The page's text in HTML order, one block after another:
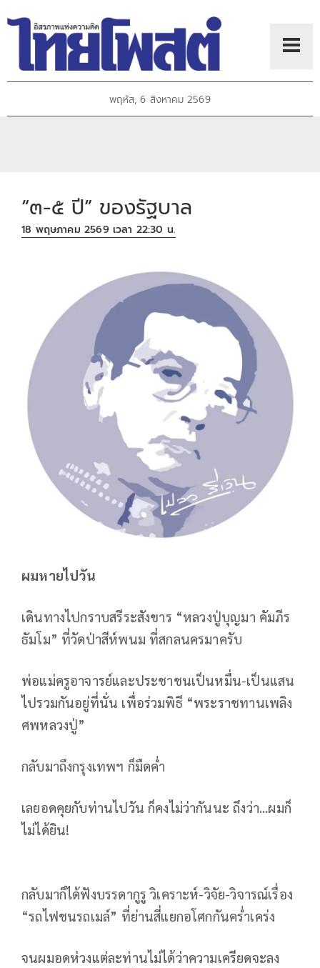
พฤหัส, 6 สิงหาคม 2569
“๓-๕ ปี” ของรัฐบาล
18 พฤษภาคม 2569 เวลา 22:30 น.
ผมหายไปวัน
เดินทางไปกราบสรีระสังขาร “หลวงปู่บุญมา คัมภีร
ธัมโม” ที่วัดป่าสีห์พนม ที่สกลนครมาครับ
พ่อแม่ครูอาจารย์และประชาชนเป็นหมื่น-เป็นแสน
ไปรวมกันอยู่ที่นั่น เพื่อร่วมพิธี “พระราชทานเพลิง
ศพหลวงปู่”
กลับมาถึงกรุงเทพฯ ก็มืดค่ำ
เลยอดคุยกับท่านไปวัน ก็คงไม่ว่ากันนะ ถึงว่า...ผมก็
ไม่ได้ยิน!
กลับมาก็ได้ฟังบรรดากูรู วิเคราะห์-วิจัย-วิจารณ์เรื่อง
“รถไฟชนรถเมล์” ที่ย่านสี่แยกอโศกกันคร่ำเคร่ง
จนผมอดห่วงแต่ละท่านไม่ได้ว่าความเครียดจะลง